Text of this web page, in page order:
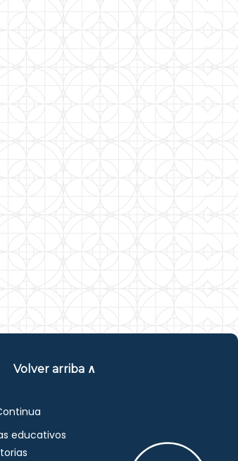
Volver arriba ∧
educativos